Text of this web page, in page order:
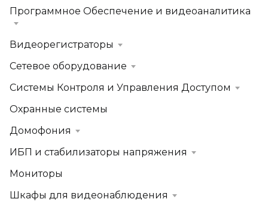
Программное Обеспечение и видеоаналитика
Видеорегистраторы
Сетевое оборудование
Системы Контроля и Управления Доступом
Охранные системы
Домофония
ИБП и стабилизаторы напряжения
Мониторы
Шкафы для видеонаблюдения